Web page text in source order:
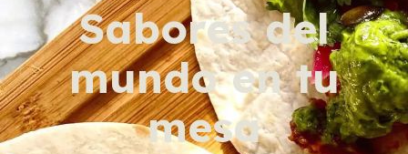
Sabores del
mundo en tu
mesa